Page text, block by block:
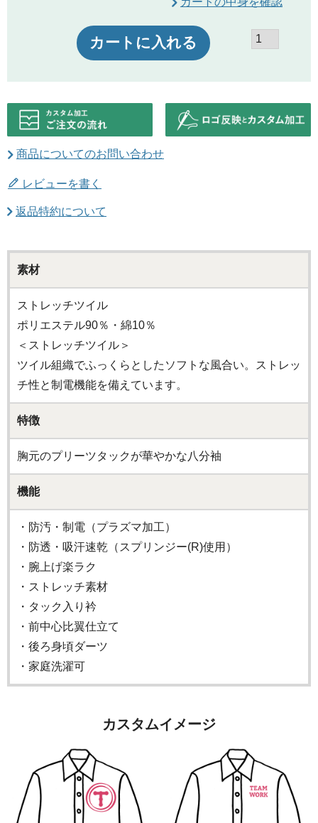
カートに入れる
商品についてのお問い合わせ
レビューを書く
返品特約について
素材
ストレッチツイル
ポリエステル90％・綿10％
＜ストレッチツイル＞
ツイル組織でふっくらとしたソフトな風合い。ストレッ
チ性と制電機能を備えています。
特徴
胸元のプリーツタックが華やかな八分袖
機能
・防汚・制電（プラズマ加工）
・防透・吸汗速乾（スプリンジー(R)使用）
・腕上げ楽ラク
・ストレッチ素材
・タック入り衿
・前中心比翼仕立て
・後ろ身頃ダーツ
・家庭洗濯可
カスタムイメージ